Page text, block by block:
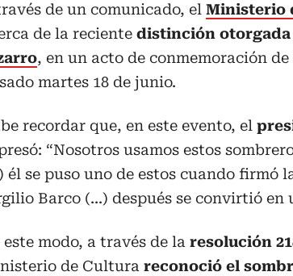
de un comunicado, el Ministerio
de la reciente distinción otorgada
, en un acto de conmemoración
martes 18 de junio.
recordar que, en este evento, el
“Nosotros usamos estos
él se puso uno de estos cuando firmó
Barco (...) después se convirtió en
este modo, a través de la resolución
de Cultura reconoció el